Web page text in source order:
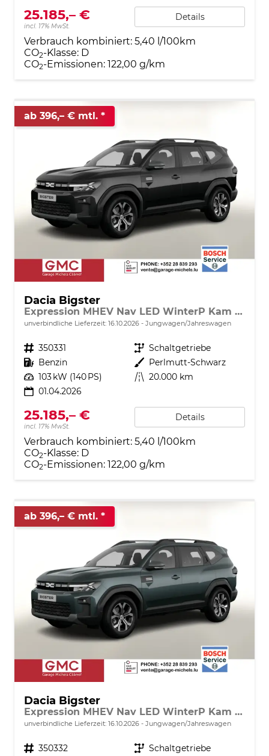
25.185,– €
incl. 17% MwSt.
Details
Verbrauch kombiniert: 5,40 l/100km
CO2-Klasse: D
CO2-Emissionen: 122,00 g/km
ab 396,– € mtl.
Dacia Bigster
Expression MHEV Nav LED WinterP Kam 17Z
unverbindliche Lieferzeit: 16.10.2026 Jungwagen/Jahreswagen
Fahrzeugnr. 350331 Getriebe Schaltgetriebe
Kraftstoff Benzin Außenfarbe Perlmutt-Schwarz
Leistung 103 kW (140 PS) Kilometerstand 20.000 km
01.04.2026
25.185,– €
incl. 17% MwSt.
Details
Verbrauch kombiniert: 5,40 l/100km
CO2-Klasse: D
CO2-Emissionen: 122,00 g/km
ab 396,– € mtl.
Dacia Bigster
Expression MHEV Nav LED WinterP Kam 17Z
unverbindliche Lieferzeit: 16.10.2026 Jungwagen/Jahreswagen
Fahrzeugnr. 350332 Getriebe Schaltgetriebe